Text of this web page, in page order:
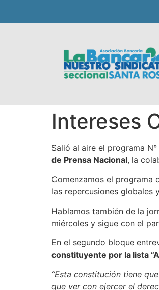
Intereses
Salió al aire el programa
de Prensa Nacional, la
Comenzamos el programa
las repercusiones globales
Hablamos también de la
miércoles y sigue con el
En el segundo bloque
constituyente por la lista
“Esta constitución tiene
que ver con ejercer el